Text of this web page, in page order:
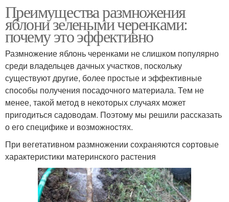
Преимущества размножения
яблони зелеными черенками:
почему это эффективно
Размножение яблонь черенками не слишком популярно
среди владельцев дачных участков, поскольку
существуют другие, более простые и эффективные
способы получения посадочного материала. Тем не
менее, такой метод в некоторых случаях может
пригодиться садоводам. Поэтому мы решили рассказать
о его специфике и возможностях.
При вегетативном размножении сохраняются сортовые
характеристики материнского растения